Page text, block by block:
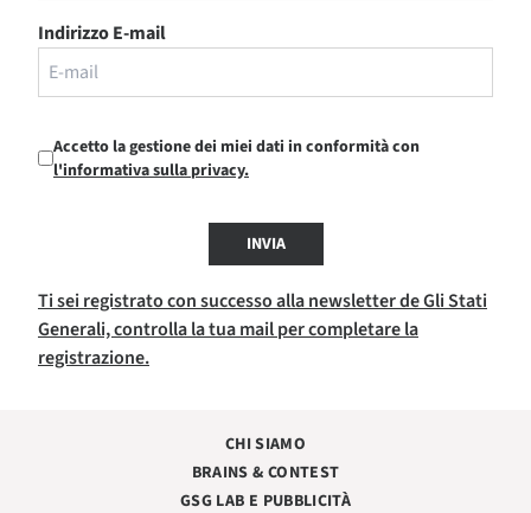
Indirizzo E-mail
Accetto la gestione dei miei dati in conformità con
l'informativa sulla privacy.
INVIA
Ti sei registrato con successo alla newsletter de Gli Stati
Generali, controlla la tua mail per completare la
registrazione.
CHI SIAMO
BRAINS & CONTEST
GSG LAB E PUBBLICITÀ